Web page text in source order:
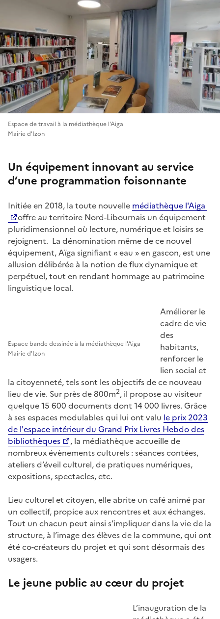
Espace de travail à la médiathèque l'Aiga
Mairie d'Izon
Un équipement innovant au service
d’une programmation foisonnante
Initiée en 2018, la toute nouvelle médiathèque l'Aiga
offre au territoire Nord-Libournais un équipement
pluridimensionnel où lecture, numérique et loisirs se
rejoignent. La dénomination même de ce nouvel
équipement, Aïga signifiant « eau » en gascon, est une
allusion délibérée à la notion de flux dynamique et
perpétuel, tout en rendant hommage au patrimoine
linguistique local.
Espace bande dessinée à la médiathèque l'Aiga
Mairie d'Izon
Améliorer le
cadre de vie
des
habitants,
renforcer le
lien social et
la citoyenneté, tels sont les objectifs de ce nouveau
lieu de vie. Sur près de 800m2, il propose au visiteur
quelque 15 600 documents dont 14 000 livres. Grâce
à ses espaces modulables qui lui ont valu le prix 2023
de l'espace intérieur du Grand Prix Livres Hebdo des
bibliothèques
, la médiathèque accueille de
nombreux évènements culturels : séances contées,
ateliers d’éveil culturel, de pratiques numériques,
expositions, spectacles, etc.
Lieu culturel et citoyen, elle abrite un café animé par
un collectif, propice aux rencontres et aux échanges.
Tout un chacun peut ainsi s’impliquer dans la vie de la
structure, à l’image des élèves de la commune, qui ont
été co-créateurs du projet et qui sont désormais des
usagers.
Le jeune public au cœur du projet
L’inauguration de la